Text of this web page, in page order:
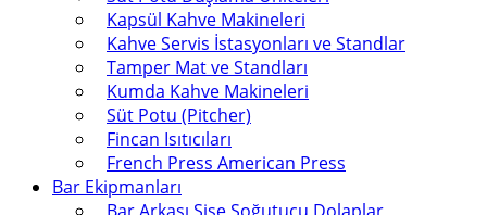
Kapsül Kahve Makineleri
Kahve Servis İstasyonları ve Standlar
Tamper Mat ve Standları
Kumda Kahve Makineleri
Süt Potu (Pitcher)
Fincan Isıtıcıları
French Press American Press
Bar Ekipmanları